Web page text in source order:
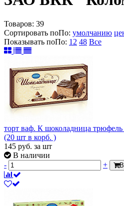
Товаров: 39
Сортировать поПо: умолчанию
Показывать поПо: 12 48 Все
торт ваф. К шоколадница
(20 шт в корб. )
145 руб. за шт
В наличии
-
+